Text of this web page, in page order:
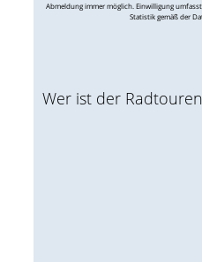
Abmeldung immer möglich. Einwilligung
Statistik gemäß der
Wer ist der